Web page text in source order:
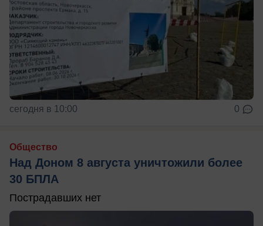
сегодня в 10:00 0
Общество
Над Доном 8 августа уничтожили более
30 БПЛА
Пострадавших нет